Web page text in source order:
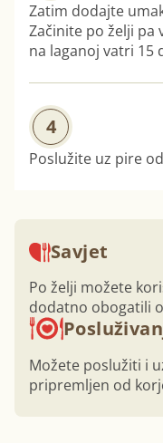
Zatim dodajte
Začinite po želji
na laganoj vatri 15
4
Poslužite uz pire
Savjet
Po želji možete
dodatno obogatili
Možete poslužiti i
pripremljen od